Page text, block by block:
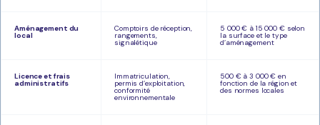
Aménagement du
local
Comptoirs de réception,
rangements,
signalétique
5 000 € à 15 000 € selon
la surface et le type
d’aménagement
Licence et frais
administratifs
Immatriculation,
permis d’exploitation,
conformité
environnementale
500 € à 3 000 € en
fonction de la région et
des normes locales​